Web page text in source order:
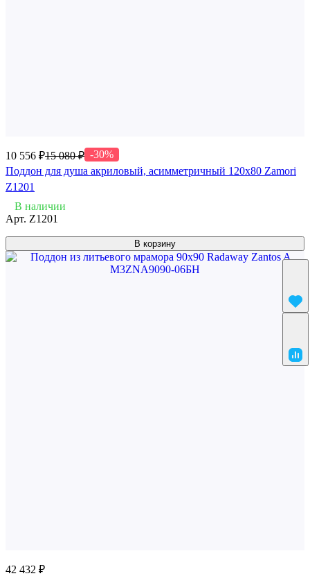
10 556 ₽15 080 ₽ -30%
Поддон для душа акриловый, асимметричный 120x80 Zamori
Z1201
В наличии
Арт. Z1201
В корзину
42 432 ₽